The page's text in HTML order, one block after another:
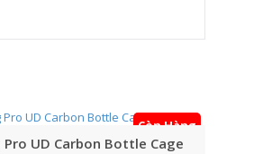
Còn Hàng
Pro UD Carbon Bottle Cage